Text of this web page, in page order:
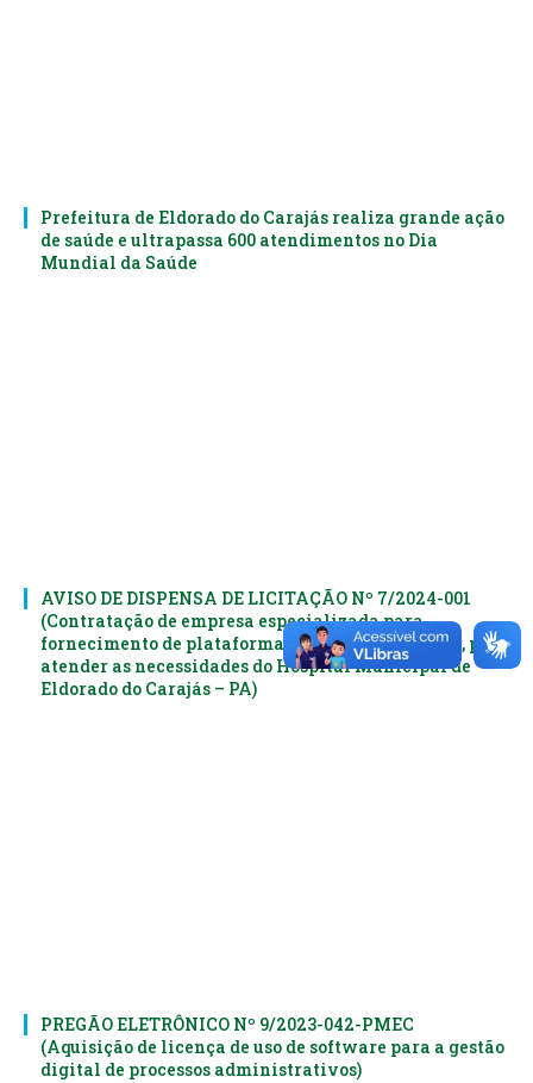
Prefeitura de Eldorado do Carajás realiza grande ação
de saúde e ultrapassa 600 atendimentos no Dia
Mundial da Saúde
AVISO DE DISPENSA DE LICITAÇÃO Nº 7/2024-001
(Contratação de empresa especializada para
fornecimento de plataforma de gestão hospitalar, para
atender as necessidades do Hospital Municipal de
Eldorado do Carajás – PA)
PREGÃO ELETRÔNICO Nº 9/2023-042-PMEC
(Aquisição de licença de uso de software para a gestão
digital de processos administrativos)